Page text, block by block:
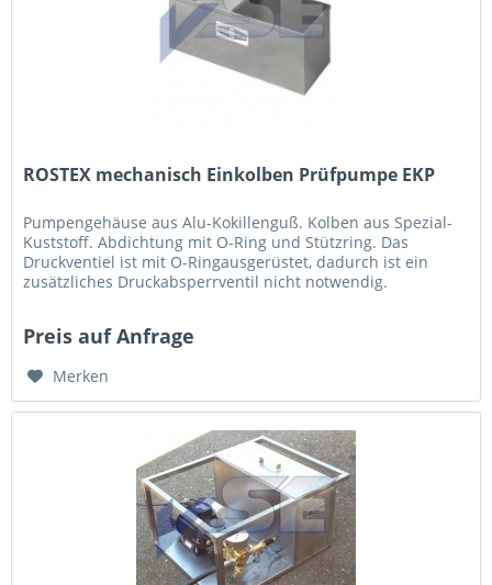
ROSTEX mechanisch Einkolben Prüfpumpe EKP
Pumpengehäuse aus Alu-Kokillenguß. Kolben aus Spezial-
Kuststoff. Abdichtung mit O-Ring und Stützring. Das
Druckventiel ist mit O-Ringausgerüstet, dadurch ist ein
zusätzliches Druckabsperrventil nicht notwendig.
Preis auf Anfrage
Merken